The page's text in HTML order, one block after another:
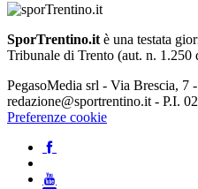
SporTrentino.it è una testata
Tribunale di Trento (aut. n. 1.250
PegasoMedia srl - Via Brescia, 7
redazione@sportrentino.it - P.I.
Preferenze cookie